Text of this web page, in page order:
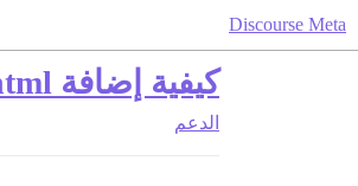
Discourse Meta
كيفية إضافة html مخصص بجوار الشعار باستخدام طرق الإضافات في discourse
الدعم